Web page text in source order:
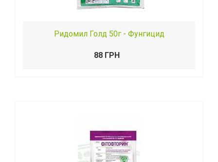
Ридомил Голд 50г - Фунгицид
88 ГРН